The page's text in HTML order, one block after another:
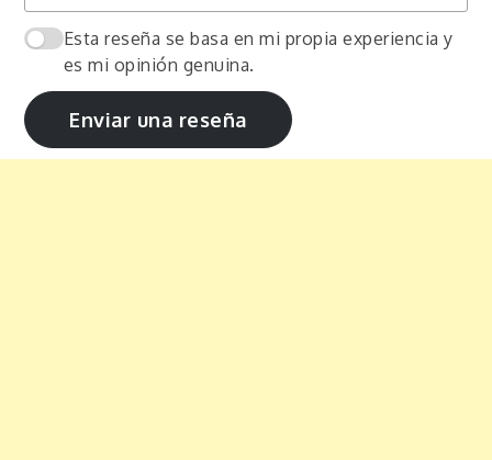
Esta reseña se basa en mi propia experiencia y
es mi opinión genuina.
Enviar una reseña